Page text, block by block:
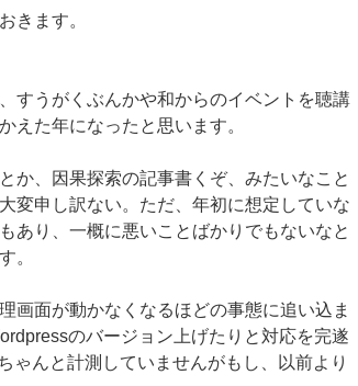
きます。
すうがくぶんかや和からのイベントを聴講
えた年になったと思います。
か、因果探索の記事書くぞ、みたいなこと
変申し訳ない。ただ、年初に想定していな
あり、一概に悪いことばかりでもないなと
。
画面が動かなくなるほどの事態に追い込ま
のバージョン上げたりと対応を完遂
ゃんと計測していませんがもし、以前より